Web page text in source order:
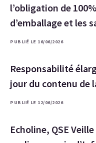
l’obligation de
d’emballage et les
PUBLIÉ LE 16/06/2026
Responsabilité
jour du contenu de
PUBLIÉ LE 12/06/2026
Echoline, QSE